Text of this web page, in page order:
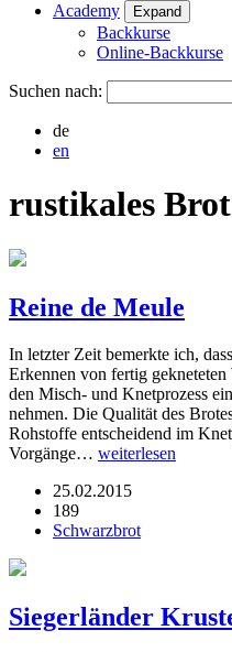
Academy
Expand
Backkurse
Online-Backkurse
Suchen nach:
de
en
rustikales Brot
Reine de Meule
In letzter Zeit bemerkte ich,
Erkennen von fertig
den Misch- und Knetprozess
nehmen. Die Qualität des
Rohstoffe entscheidend im
Vorgänge… weiterlesen
25.02.2015
189
Schwarzbrot
Siegerländer